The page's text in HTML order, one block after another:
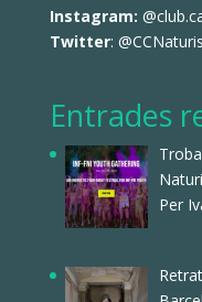
Instagram:
Twitter:
Entrades
Per